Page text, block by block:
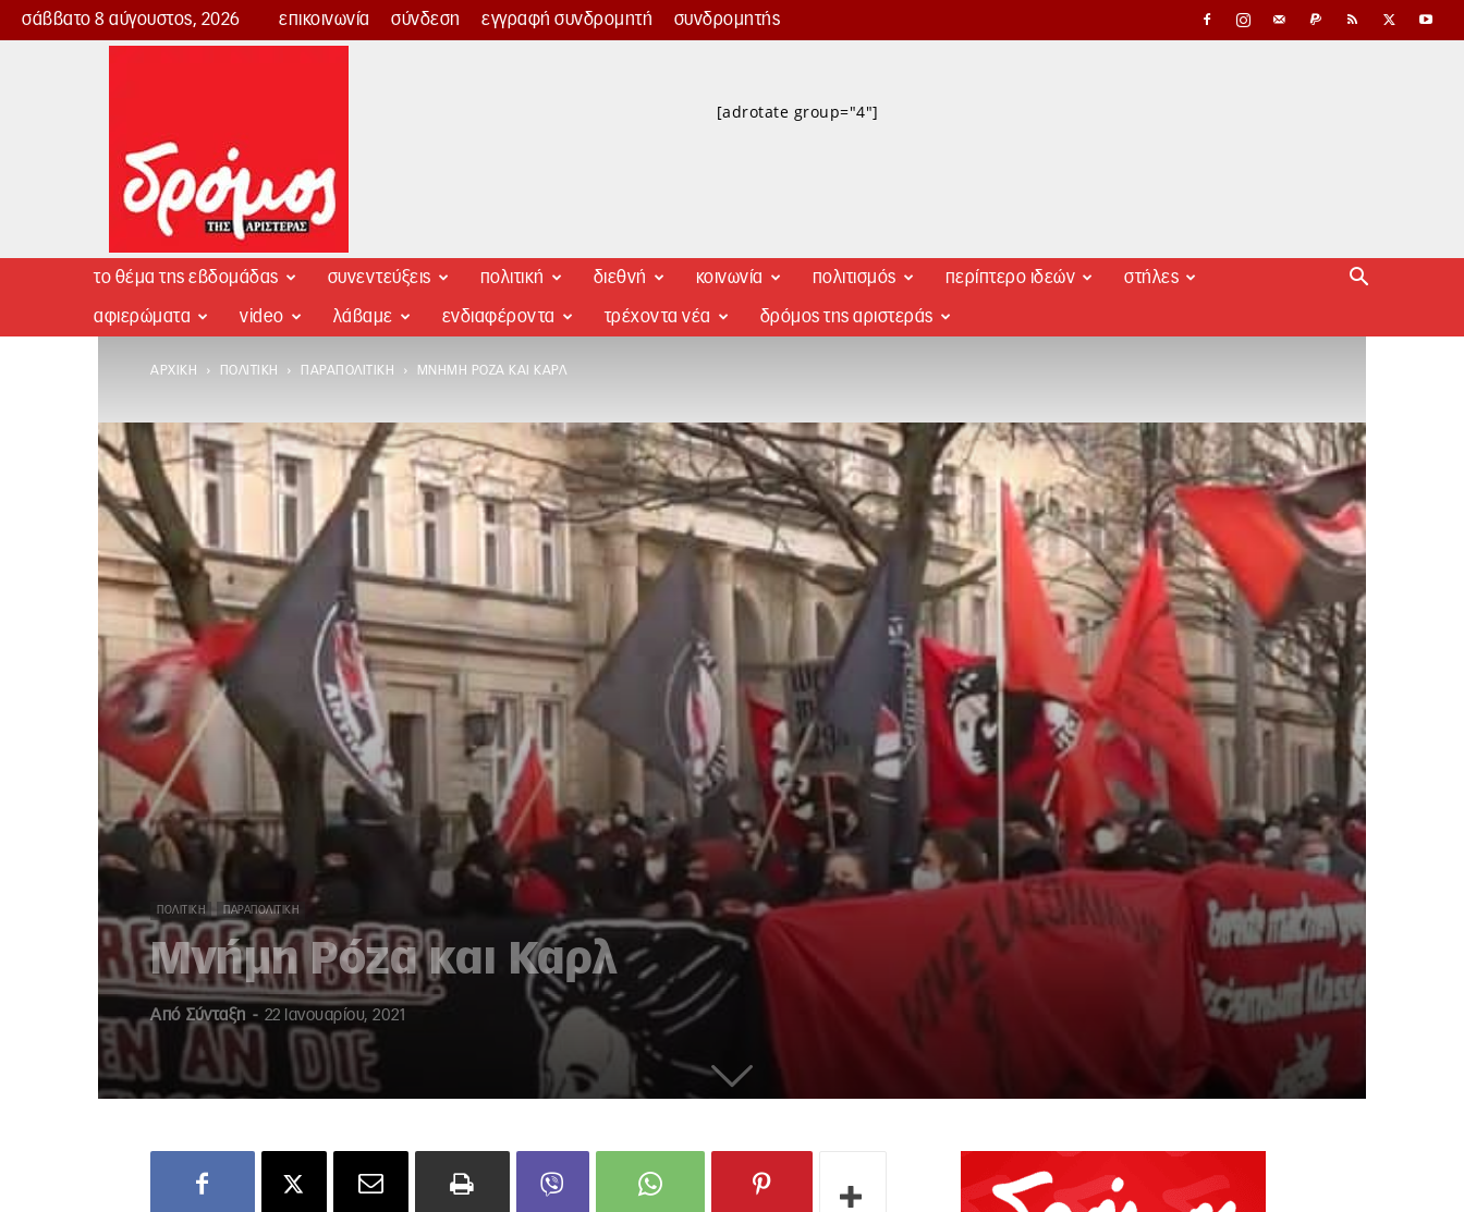
σάββατο 8 αύγουστος, 2026 επικοινωνία σύνδεση εγγραφή συνδρομητή συνδρομητής
Δρόμος
[adrotate group="4"]
το θέμα της εβδομάδας συνεντεύξεις πολιτική διεθνή κοινωνία πολιτισμός περίπτερο ιδεών στήλες
αφιερώματα video λάβαμε ενδιαφέροντα τρέχοντα νέα δρόμος της αριστεράς
ΑΡΧΙΚΉ ΠΟΛΙΤΙΚΉ ΠΑΡΑΠΟΛΙΤΙΚΉ ΜΝΉΜΗ ΡΌΖΑ ΚΑΙ ΚΑΡΛ
ΠΟΛΙΤΙΚΉ ΠΑΡΑΠΟΛΙΤΙΚΉ
Μνήμη Ρόζα και Καρλ
Από Σύνταξη - 22 Ιανουαρίου, 2021